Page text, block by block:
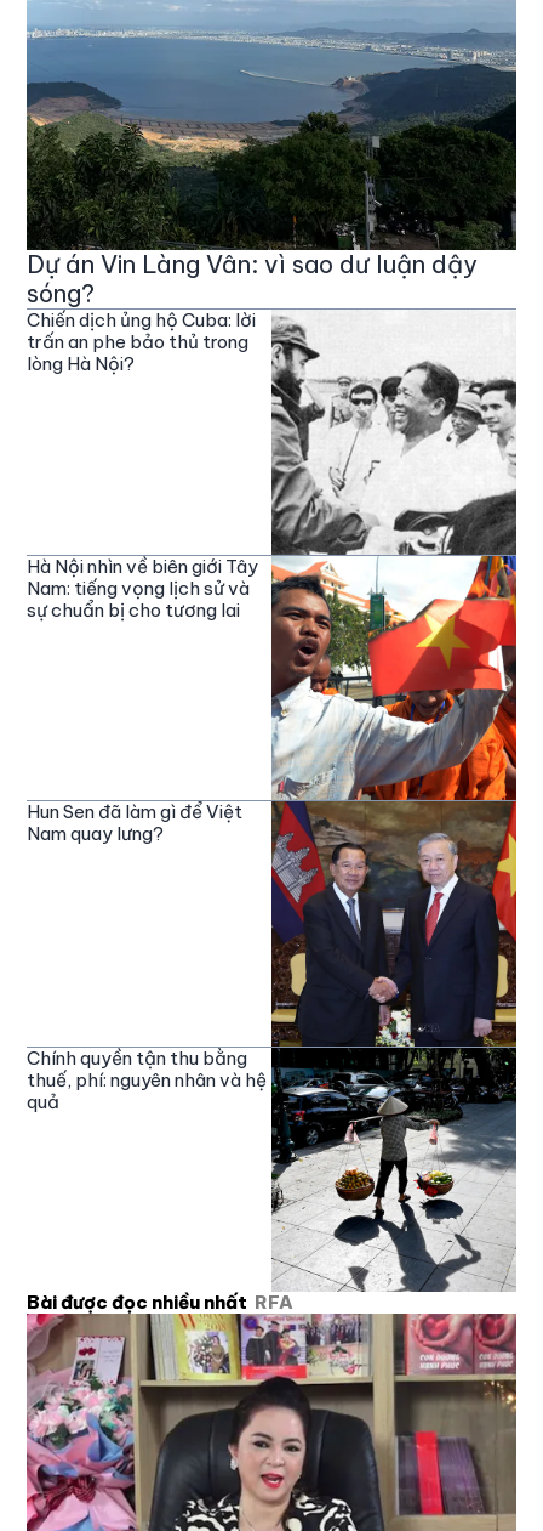
Dự án Vin Làng Vân: vì sao dư luận dậy
sóng?
Chiến dịch ủng hộ Cuba: lời
trấn an phe bảo thủ trong
lòng Hà Nội?
Hà Nội nhìn về biên giới Tây
Nam: tiếng vọng lịch sử và
sự chuẩn bị cho tương lai
Hun Sen đã làm gì để Việt
Nam quay lưng?
Chính quyền tận thu bằng
thuế, phí: nguyên nhân và hệ
quả
Bài được đọc nhiều nhất RFA